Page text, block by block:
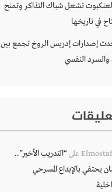
تشعل شباك التذاكر وتمنح
في تاريخها
إصدارات إدريس الروخ تجمع بين
والسرد النفسي
على“التدريب الأخير”..
يحتفي بالإبداع المسرحي